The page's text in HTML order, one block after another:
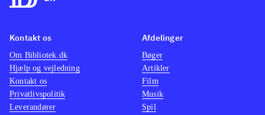
Kontakt os
Om Bibliotek.dk
Hjælp og vejledning
Kontakt os
Privatlivspolitik
Leverandører
Afdelinger
Bøger
Artikler
Film
Musik
Spil